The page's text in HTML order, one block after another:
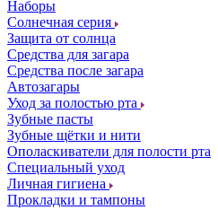
Наборы
Солнечная серия
Защита от солнца
Средства для загара
Средства после загара
Автозагары
Уход за полостью рта
Зубные пасты
Зубные щётки и нити
Ополаскиватели для полости рта
Специальный уход
Личная гигиена
Прокладки и тампоны